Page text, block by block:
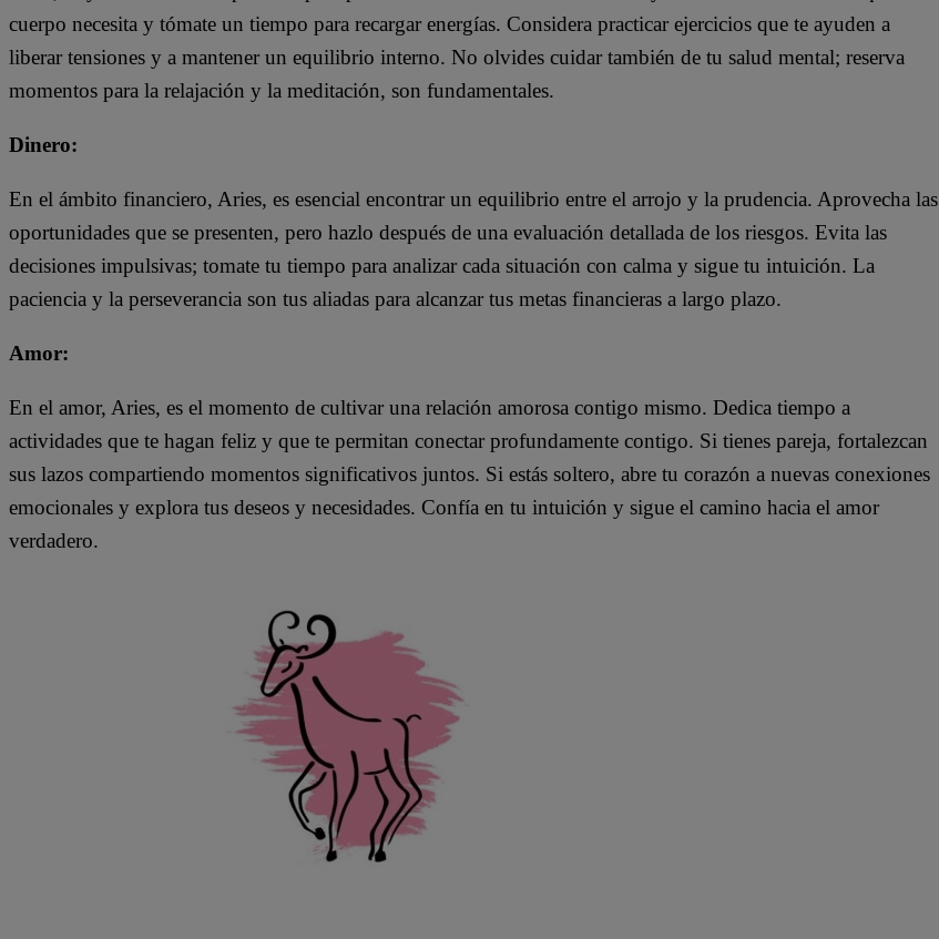
cuerpo necesita y tómate un tiempo para recargar energías. Considera practicar ejercicios que te ayuden a
liberar tensiones y a mantener un equilibrio interno. No olvides cuidar también de tu salud mental; reserva
momentos para la relajación y la meditación, son fundamentales.
Dinero:
En el ámbito financiero, Aries, es esencial encontrar un equilibrio entre el arrojo y la prudencia. Aprovecha las
oportunidades que se presenten, pero hazlo después de una evaluación detallada de los riesgos. Evita las
decisiones impulsivas; tomate tu tiempo para analizar cada situación con calma y sigue tu intuición. La
paciencia y la perseverancia son tus aliadas para alcanzar tus metas financieras a largo plazo.
Amor:
En el amor, Aries, es el momento de cultivar una relación amorosa contigo mismo. Dedica tiempo a
actividades que te hagan feliz y que te permitan conectar profundamente contigo. Si tienes pareja, fortalezcan
sus lazos compartiendo momentos significativos juntos. Si estás soltero, abre tu corazón a nuevas conexiones
emocionales y explora tus deseos y necesidades. Confía en tu intuición y sigue el camino hacia el amor
verdadero.